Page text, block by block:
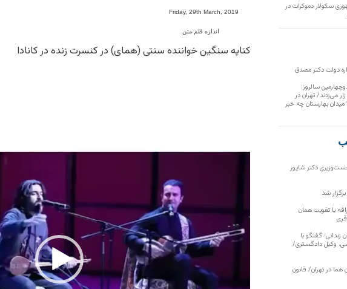
Friday, 29th March, 2019
اندازه قلم متن
کنایه سنگین خواننده سنتی (همای) در کنسرت زنده در کانادا
سکولار دموکرات در
دولت دکتر مصدق
سالروز:
می‌زدند/ تهران در
آتش؛ ۳۰ تیر ۱۳۳۱ میدان بهارستان چه خبر
دکتر شاپور
یا تقویت همان
گفتگو با
وکیل دادگستری/
در تهران/ قانون